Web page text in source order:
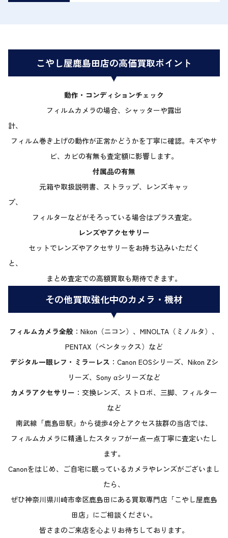
こやし屋鹿島田店の高価買取ポイント
動作・コンディションチェック
フィルムカメラの場合、シャッターや露出
計
フィルム巻き上げの動作が正常かどうかを丁寧に確認。キズやサ
ビ、カビの有無も査定額に影響します。
付属品の有無
元箱や取扱説明書、ストラップ、レンズキャッ
プ
フィルターなどがそろっている場合はプラス査定。
レンズやアクセサリー
セットでレンズやアクセサリーをお持ち込みいただく
と
まとめ査定での高額買取も期待できます。
その他買取強化中のカメラ・機材
フィルムカメラ全般 ：Nikon（ニコン）、MINOLTA（ミノルタ）、
PENTAX（ペンタックス）など
デジタル一眼レフ・ミラーレス ：Canon EOSシリーズ、Nikon Zシ
リーズ、Sony αシリーズなど
カメラアクセサリー ：交換レンズ、ストロボ、三脚、フィルター
など
南武線「鹿島田駅」から徒歩4分とアクセス抜群の当店では、
フィルムカメラに精通したスタッフが一点一点丁寧に査定いたし
ます。
Canonをはじめ、ご自宅に眠っているカメラやレンズがございまし
たら、
ぜひ神奈川県川崎市幸区鹿島田にある買取専門店「こやし屋鹿島
田店」にご相談ください。
皆さまのご来店を心よりお待ちしております。